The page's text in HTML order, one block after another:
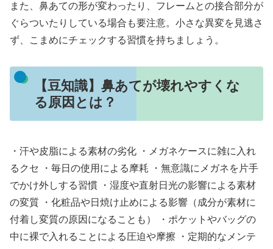
また、鼻あての形が変わったり、フレームとの接合部分が
ぐらついたりしている場合も要注意。小さな異変を見逃さ
ず、こまめにチェックする習慣を持ちましょう。
【豆知識】鼻あてが壊れやすくな
る原因とは？
・汗や皮脂による素材の劣化 ・メガネケースに雑に入れ
るクセ ・毎日の使用による摩耗 ・無意識にメガネを片手
でかけ外しする習慣 ・湿度や直射日光の影響による素材
の変質 ・化粧品や日焼け止めによる影響（成分が素材に
付着し変質の原因になることも） ・ポケットやバッグの
中に裸で入れることによる圧迫や摩擦 ・定期的なメンテ